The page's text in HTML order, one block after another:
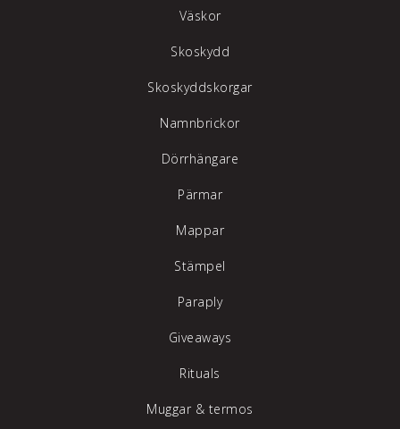
Väskor
Skoskydd
Skoskyddskorgar
Namnbrickor
Dörrhängare
Pärmar
Mappar
Stämpel
Paraply
Giveaways
Rituals
Muggar & termos